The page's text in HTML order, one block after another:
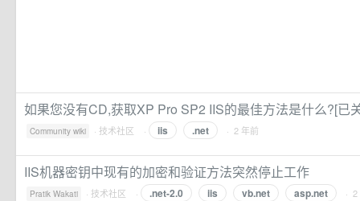
如果您没有CD,获取XP Pro SP2 IIS的最佳方法是什么?[已
Community wiki · 技术社区 · iis .net · 2 年前
IIS机器密钥中现有的加密和验证方法突然停止工作
Pratik Wakati · 技术社区 · .net-2.0 iis vb.net asp.net ·